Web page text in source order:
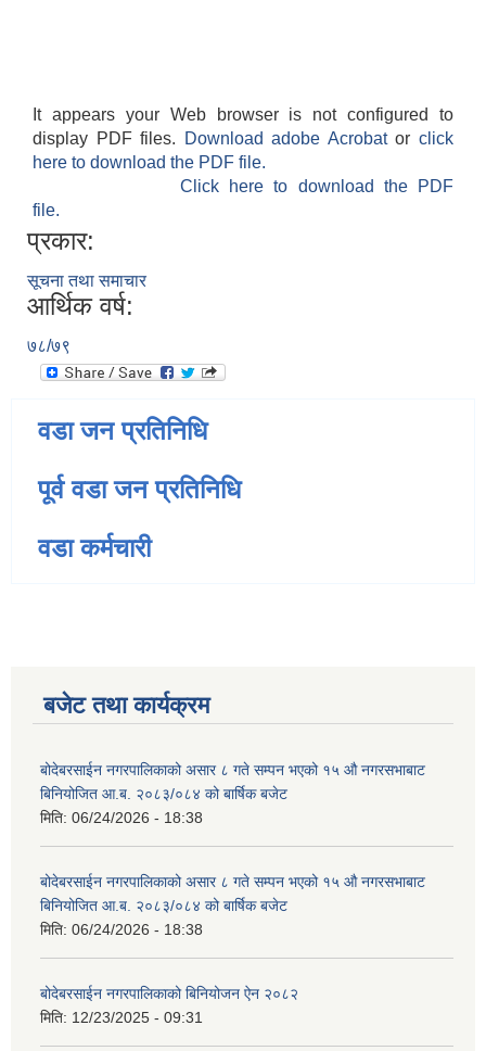
It appears your Web browser is not configured to
display PDF files.
Download adobe Acrobatorclick
here to download the PDF file.
Click here to download the PDF
file.
प्रकार:
सूचना तथा समाचार
आर्थिक वर्ष:
७८/७९
वडा जन प्रतिनिधि
पूर्व वडा जन प्रतिनिधि
वडा कर्मचारी
बजेट तथा कार्यक्रम
बोदेबरसाईन नगरपालिकाको असार ८ गते सम्पन भएको १५ ‍‍‍औ नगरसभाबाट
बिनियोजित आ.ब. २०८३/०८४ को बार्षिक बजेट
मिति: 06/24/2026 - 18:38
बोदेबरसाईन नगरपालिकाको असार ८ गते सम्पन भएको १५ ‍‍‍औ नगरसभाबाट
बिनियोजित आ.ब. २०८३/०८४ को बार्षिक बजेट
मिति: 06/24/2026 - 18:38
बोदेबरसाईन नगरपालिकाको बिनियोजन ऐन २०८२
मिति: 12/23/2025 - 09:31